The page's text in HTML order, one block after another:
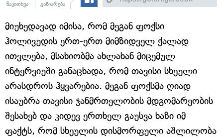
წაკითხვა გაზიარება
მიუხედავად იმისა, რომ მეგან ფოქსი
ჰოლივუდის ერთ-ერთ მიმზიდველ ქალად
ითვლება, მსახიობმა ახლახან მიცემულ
ინტერვიუში განაცხადა, რომ თავისი სხეული
არასდროს ჰყვარებია. მეგან ფოქსმა ღიად
ისაუბრა თავისი ჯანმრთელობის მდგომარეობის
შესახებ და კიდევ ერთხელ გაუსვა ხაზი იმ
ფაქტს, რომ სხეულის დისმორფული აშლილობა